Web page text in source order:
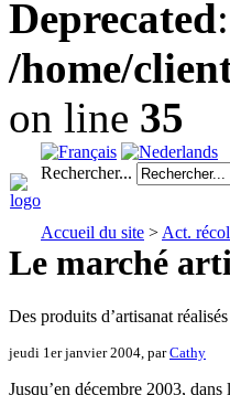
Deprecated
/home/
on line 35
Rechercher...
Accueil du site > Act.
Le marché
Des produits d’artisanat
jeudi 1er janvier 2004, parCathy
Jusqu’en décembre 2003,